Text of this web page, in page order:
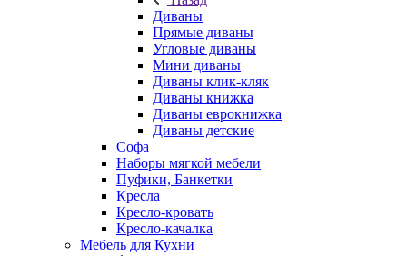
Диваны
Прямые диваны
Угловые диваны
Мини диваны
Диваны клик-кляк
Диваны книжка
Диваны еврокнижка
Диваны детские
Софа
Наборы мягкой мебели
Пуфики, Банкетки
Кресла
Кресло-кровать
Кресло-качалка
Мебель для Кухни